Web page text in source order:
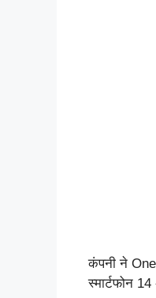
कंपनी ने
स्मार्टफोन